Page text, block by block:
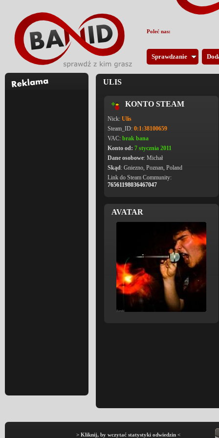
Sprawdzanie
ULIS
KONTO STEAM
Nick: Ulis
Steam_ID: 0:1:38100659
VAC: brak bana
Konto od: 7 stycznia 2011
Dane osobowe: Michał
Skąd: Gniezno, Poznan, Poland
Link do Steam Community:
76561198036467047
AVATAR
> Kliknij, by wczytać statystyki odwiedzin <
Poleć nas: